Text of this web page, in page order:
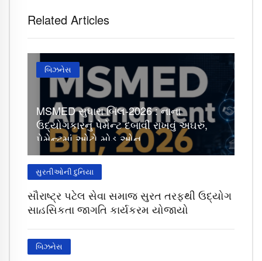
Related Articles
બિઝનેસ
MSMED સુધારા બિલ-2026 : નાના
ઉદ્યોગકારનું પેમેન્ટ દબાવી રાખવું અઘરું,
પેમેન્ટમાં ઓટો મોડ ઓન
સુરતીઓની દુનિયા
સૌરાષ્ટ્ર પટેલ સેવા સમાજ સુરત તરફથી ઉદ્યોગ
સાહસિકતા જાગૃતિ કાર્યક્રમ યોજાયો
બિઝનેસ